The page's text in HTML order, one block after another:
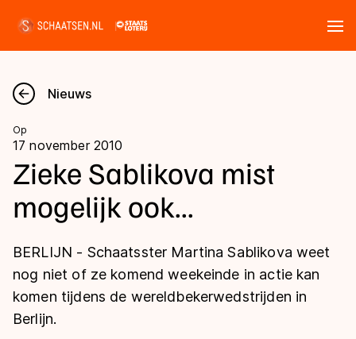
Nieuws
Kalender
Disciplines
Langebaan
Shorttrack
Inlineskaten
Uitslagen
Langebaan
Shorttrack
Tijden & historie
Nieuws
Op
17 november 2010
Zieke Sablikova mist
mogelijk ook...
BERLIJN - Schaatsster Martina Sablikova weet
nog niet of ze komend weekeinde in actie kan
komen tijdens de wereldbekerwedstrijden in
Berlijn.